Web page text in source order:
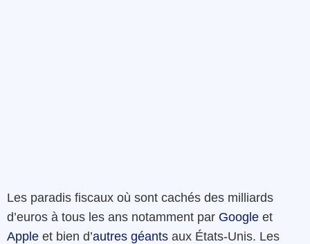
Les paradis fiscaux où sont cachés des milliards
d’euros à tous les ans notamment par Google et
Apple et bien d’autres géants aux États-Unis. Les